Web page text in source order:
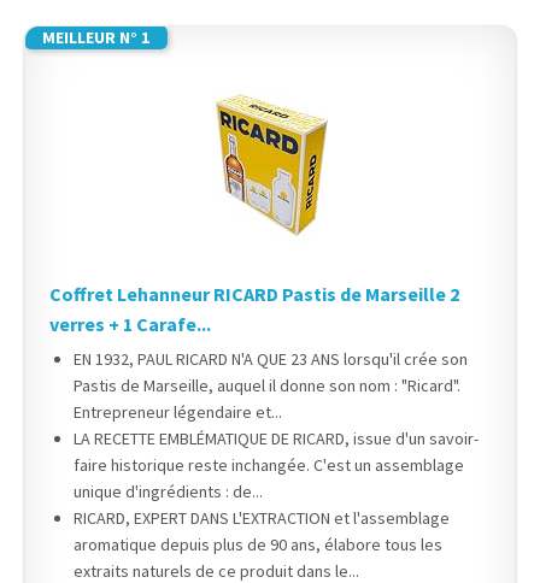
MEILLEUR N° 1
Coffret Lehanneur RICARD Pastis de Marseille 2
verres + 1 Carafe...
EN 1932, PAUL RICARD N'A QUE 23 ANS lorsqu'il crée son
Pastis de Marseille, auquel il donne son nom : "Ricard".
Entrepreneur légendaire et...
LA RECETTE EMBLÉMATIQUE DE RICARD, issue d'un savoir-
faire historique reste inchangée. C'est un assemblage
unique d'ingrédients : de...
RICARD, EXPERT DANS L'EXTRACTION et l'assemblage
aromatique depuis plus de 90 ans, élabore tous les
extraits naturels de ce produit dans le...